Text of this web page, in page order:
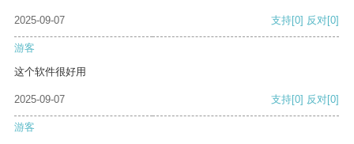
2025-09-07 支持[0] 反对[0]
游客
这个软件很好用
2025-09-07 支持[0] 反对[0]
游客